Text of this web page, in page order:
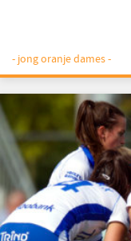
- jong oranje dames -